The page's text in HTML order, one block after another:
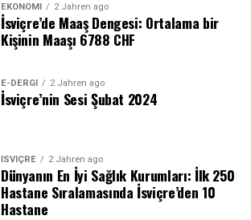
EKONOMI 2 Jahren ago
İsviçre’de Maaş Dengesi: Ortalama bir
Kişinin Maaşı 6788 CHF
E-DERGI 2 Jahren ago
İsviçre’nin Sesi Şubat 2024
İSVIÇRE 2 Jahren ago
Dünyanın En İyi Sağlık Kurumları: İlk 250
Hastane Sıralamasında İsviçre’den 10
Hastane